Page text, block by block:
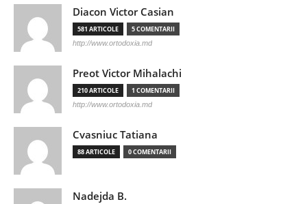
Diacon Victor Casian
581 ARTICOLE 5 COMENTARII
http://www.ortodoxia.md
Preot Victor Mihalachi
210 ARTICOLE 1 COMENTARII
http://www.ortodoxia.md
Cvasniuc Tatiana
88 ARTICOLE 0 COMENTARII
Nadejda B.